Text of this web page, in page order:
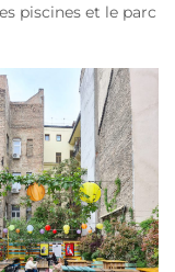
piscines et le parc